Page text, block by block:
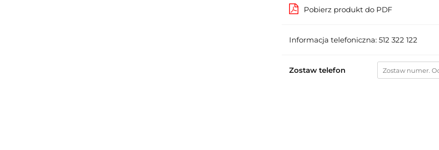
Pobierz produkt do PDF
Informacja telefoniczna: 512 322 122
Zostaw telefon